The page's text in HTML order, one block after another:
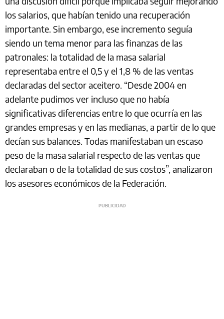
los salarios, que habían tenido una recuperación
importante. Sin embargo, ese incremento seguía
siendo un tema menor para las finanzas de las
patronales: la totalidad de la masa salarial
representaba entre el 0,5 y el 1,8 % de las ventas
declaradas del sector aceitero. “Desde 2004 en
adelante pudimos ver incluso que no había
significativas diferencias entre lo que ocurría en las
grandes empresas y en las medianas, a partir de lo que
decían sus balances. Todas manifestaban un escaso
peso de la masa salarial respecto de las ventas que
declaraban o de la totalidad de sus costos”, analizaron
los asesores económicos de la Federación.